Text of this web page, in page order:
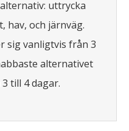
uttrycka
hav, och järnväg.
sig vanligtvis från 3
alternativet
till 4 dagar.